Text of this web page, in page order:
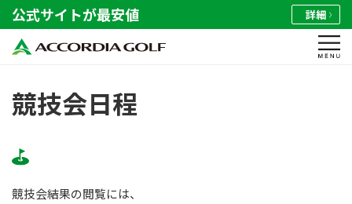
公式サイトが最安値 詳細
競技会日程
競技会結果の閲覧には、